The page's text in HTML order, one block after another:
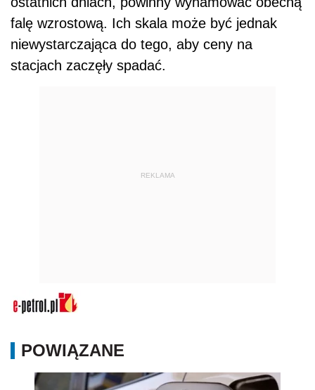
falę wzrostową. Ich skala może być jednak
niewystarczająca do tego, aby ceny na
stacjach zaczęły spadać.
REKLAMA
POWIĄZANE